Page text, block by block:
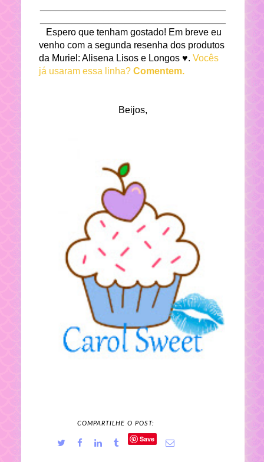
Espero que tenham gostado! Em breve eu
venho com a segunda resenha dos produtos
da Muriel: Alisena Lisos e Longos ♥. Vocês
já usaram essa linha?Comentem.
Beijos,
COMPARTILHE O POST:
Save